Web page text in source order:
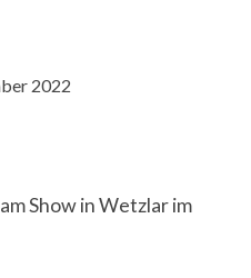
2022
Show in Wetzlar im